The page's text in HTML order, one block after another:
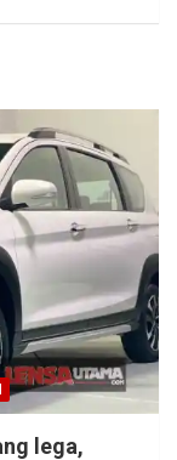
lega,